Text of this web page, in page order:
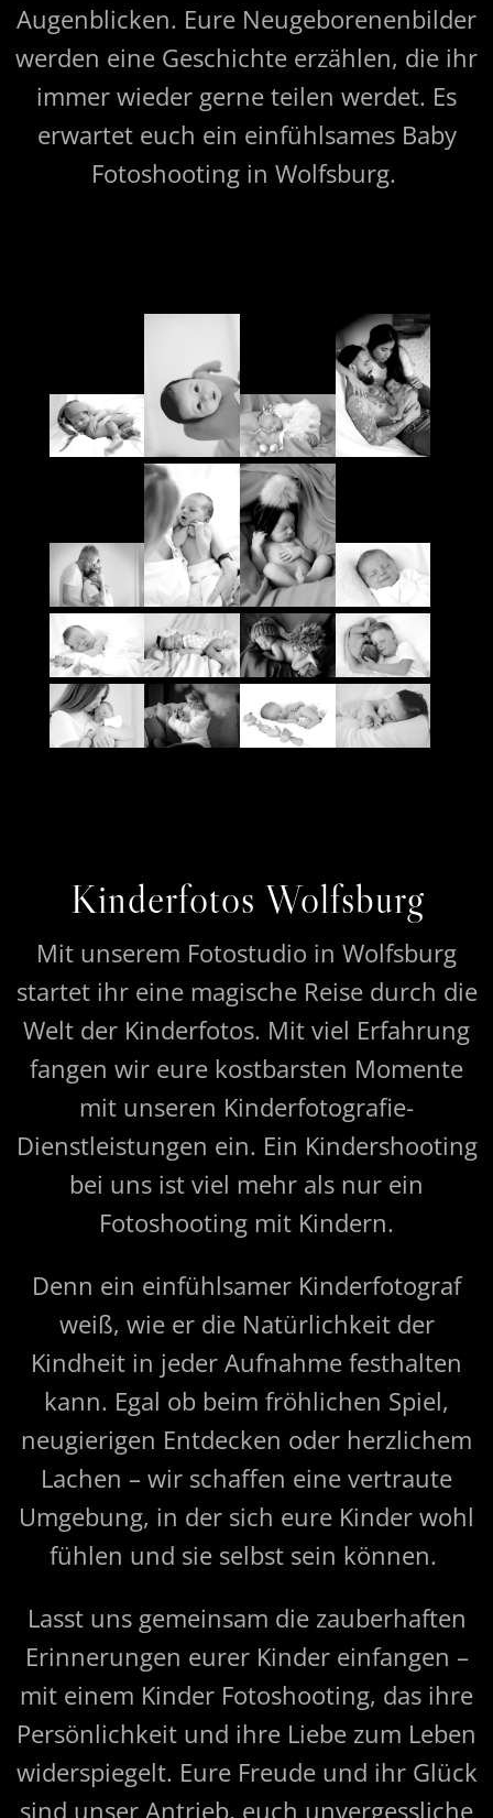
Augenblicken. Eure Neugeborenenbilder
werden eine Geschichte erzählen, die ihr
immer wieder gerne teilen werdet. Es
erwartet euch ein einfühlsames Baby
Fotoshooting in Wolfsburg.
Kinderfotos Wolfsburg
Mit unserem Fotostudio in Wolfsburg
startet ihr eine magische Reise durch die
Welt der Kinderfotos. Mit viel Erfahrung
fangen wir eure kostbarsten Momente
mit unseren Kinderfotografie-
Dienstleistungen ein. Ein Kindershooting
bei uns ist viel mehr als nur ein
Fotoshooting mit Kindern.
Denn ein einfühlsamer Kinderfotograf
weiß, wie er die Natürlichkeit der
Kindheit in jeder Aufnahme festhalten
kann. Egal ob beim fröhlichen Spiel,
neugierigen Entdecken oder herzlichem
Lachen – wir schaffen eine vertraute
Umgebung, in der sich eure Kinder wohl
fühlen und sie selbst sein können.
Lasst uns gemeinsam die zauberhaften
Erinnerungen eurer Kinder einfangen –
mit einem Kinder Fotoshooting, das ihre
Persönlichkeit und ihre Liebe zum Leben
widerspiegelt. Eure Freude und ihr Glück